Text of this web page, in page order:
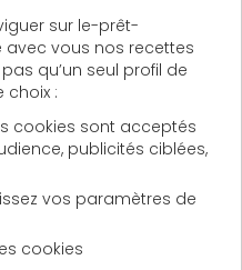
avec un grand nombre
Ce service est bien
par les banques
le règlement de frais
toutes les
sur le-prêt-
vous nos recettes
qu’un seul profil de
choix :
cookies sont acceptés
publicités ciblées,
vos paramètres de
cookies